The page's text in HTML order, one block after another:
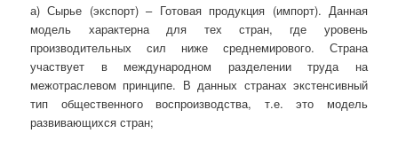
а) Сырье (экспорт) – Готовая продукция (импорт). Данная
модель характерна для тех стран, где уровень
производительных сил ниже среднемирового. Страна
участвует в международном разделении труда на
межотраслевом принципе. В данных странах экстенсивный
тип общественного воспроизводства, т.е. это модель
развивающихся стран;